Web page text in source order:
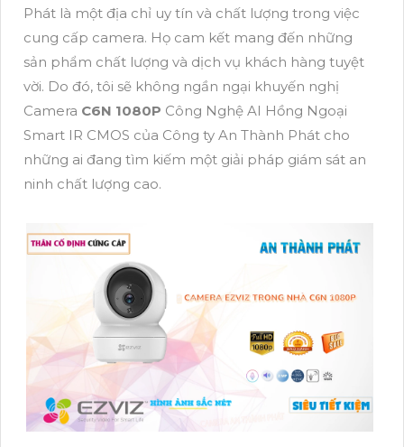
Phát là một địa chỉ uy tín và chất lượng trong việc
cung cấp camera. Họ cam kết mang đến những
sản phẩm chất lượng và dịch vụ khách hàng tuyệt
vời. Do đó, tôi sẽ không ngần ngại khuyến nghị
Camera C6N 1080P Công Nghệ AI Hồng Ngoại
Smart IR CMOS của Công ty An Thành Phát cho
những ai đang tìm kiếm một giải pháp giám sát an
ninh chất lượng cao.